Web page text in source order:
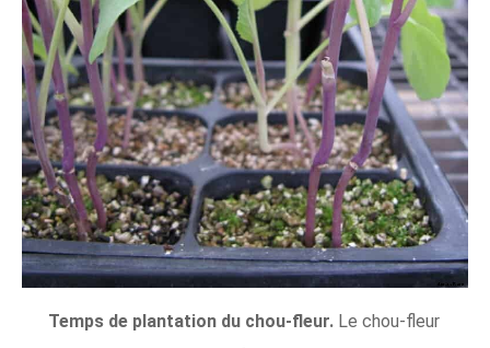
Temps de plantation du chou-fleur. Le chou-fleur